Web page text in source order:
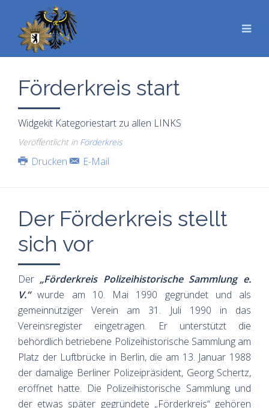
Förderkreis start
Widgekit Kategoriestart zu allen LINKS
Veröffentlicht in Förderkreis
Drucken E-Mail
Der Förderkreis stellt
sich vor
Der „Förderkreis Polizeihistorische Sammlung e.
V.“wurde am 10. Mai 1990 gegründet und als
gemeinnütziger Verein am 31. Juli 1990 in das
Vereinsregister eingetragen. Er unterstützt die
behördlich betriebene Polizeihistorische Sammlung am
Platz der Luftbrücke in Berlin, die am 13. Januar 1988
der damalige Berliner Polizeipräsident, Georg Schertz,
eröffnet hatte. Die Polizeihistorische Sammlung und
der etwas später gegründete „Förderkreis“ gehören